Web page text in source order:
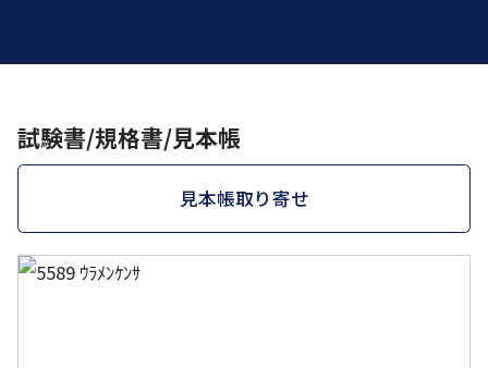
試験書/規格書/見本帳
見本帳取り寄せ